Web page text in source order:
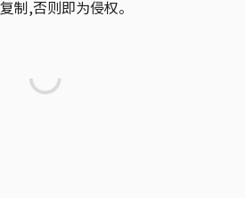
制,否则即为侵权。